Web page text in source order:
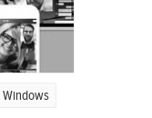
Windows